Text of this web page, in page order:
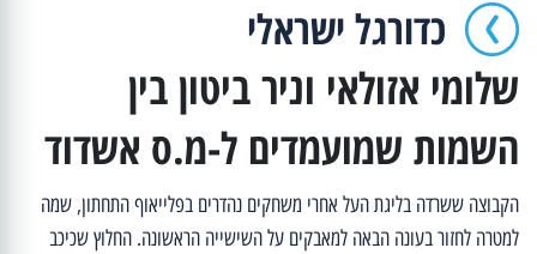
כדורגל ישראלי
שלומי אזולאי וניר ביטון בין
השמות שמועמדים ל-מ.ס אשדוד
הקבוצה ששרדה בליגת העל אחרי משחקים נהדרים בפלייאוף התחתון, שמה
למטרה לחזור בעונה הבאה למאבקים על השישייה הראשונה. החלוץ שכיכב